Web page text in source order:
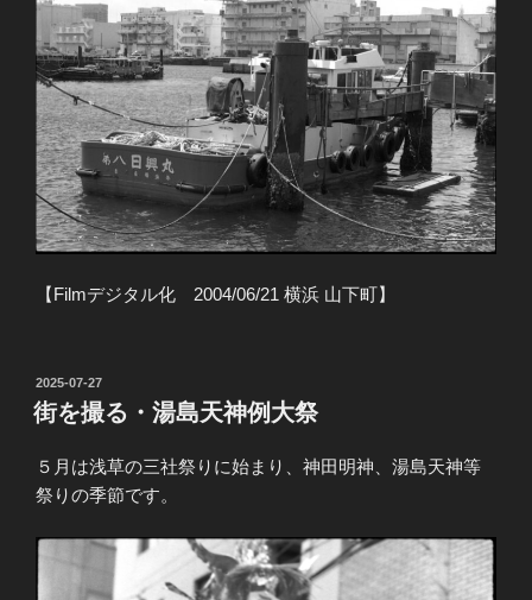
【Filmデジタル化 2004/06/21 横浜 山下町】
投
稿
日:
2025-07-27
街を撮る・湯島天神例大祭
５月は浅草の三社祭りに始まり、神田明神、湯島天神等
祭りの季節です。